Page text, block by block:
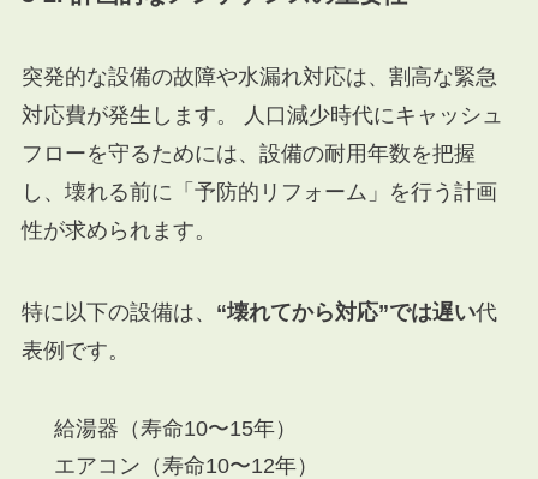
突発的な設備の故障や水漏れ対応は、割高な緊急
対応費が発生します。 人口減少時代にキャッシュ
フローを守るためには、設備の耐用年数を把握
し、壊れる前に「予防的リフォーム」を行う計画
性が求められます。
特に以下の設備は、 “壊れてから対応”では遅い代
表例です。
給湯器（寿命10〜15年）
エアコン（寿命10〜12年）